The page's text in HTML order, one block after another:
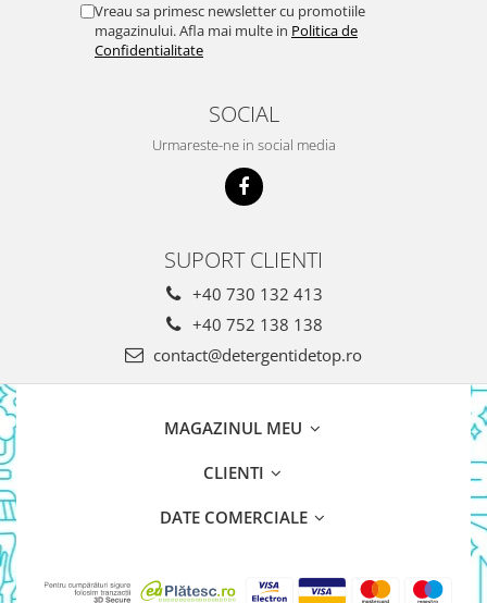
Servetele Umede Bebelusi
Suplimente Bebelusi
Periuta De Dinti *B*
Periuta de Dinti Electrica Copii
Periuta de Dinti Oral B
Gel de Dus Bebelusi
Ingrijire Adulti
Servetele Umede Adulti
Vreau sa primesc newsletter cu promotiile
magazinului. Afla mai multe in Politica de
Confidentialitate
SOCIAL
Urmareste-ne in social media
SUPORT CLIENTI
+40 730 132 413
+40 752 138 138
contact@detergentidetop.ro
MAGAZINUL MEU
CLIENTI
DATE COMERCIALE